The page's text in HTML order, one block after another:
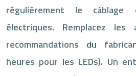
régulièrement le câblage
électriques. Remplacez les
recommandations du
heures pour les LEDs). Un